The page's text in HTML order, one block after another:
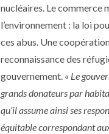
nucléaires. Le commerce
l’environnement : la loi
ces abus. Une
reconnaissance des
gouvernement. « Le
grands donateurs par
qu’il assume ainsi ses
équitable correspondant